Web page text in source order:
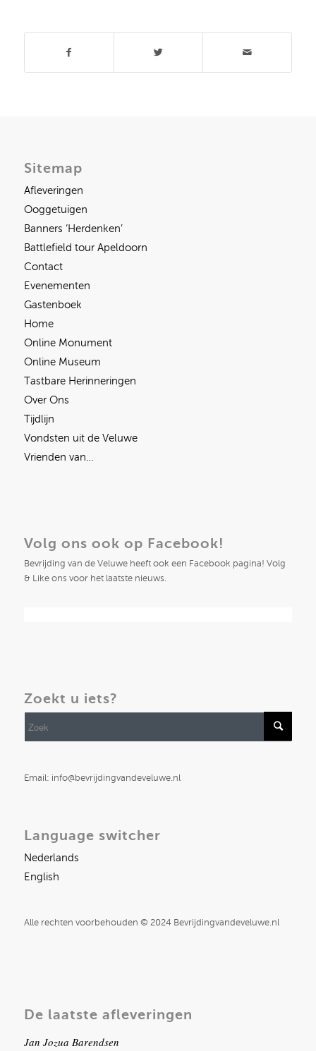
Sitemap
Afleveringen
Ooggetuigen
Banners ‘Herdenken’
Battlefield tour Apeldoorn
Contact
Evenementen
Gastenboek
Home
Online Monument
Online Museum
Tastbare Herinneringen
Over Ons
Tijdlijn
Vondsten uit de Veluwe
Vrienden van…
Volg ons ook op Facebook!
Bevrijding van de Veluwe heeft ook een Facebook pagina! Volg
& Like ons voor het laatste nieuws.
Zoekt u iets?
Email: info@bevrijdingvandeveluwe.nl
Language switcher
Nederlands
English
Alle rechten voorbehouden © 2024 Bevrijdingvandeveluwe.nl
De laatste afleveringen
Jan Jozua Barendsen